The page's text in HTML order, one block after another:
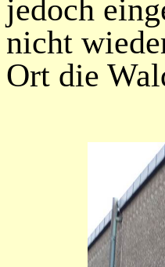
jedoch
nicht
Ort die